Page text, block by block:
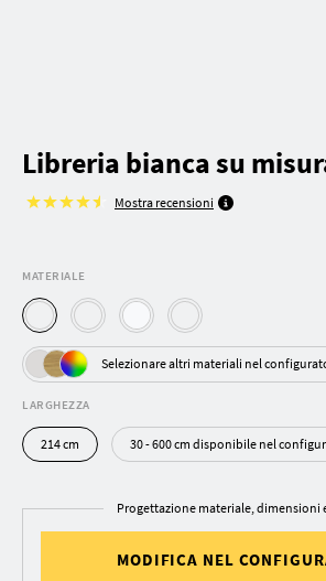
Libreria bianca su
Mostra recensioni
MATERIALE
Selezionare altri materiali nel
LARGHEZZA
214 cm 30 - 600 cm disponibile nel
Progettazione materiale, dimensioni
MODIFICA NEL